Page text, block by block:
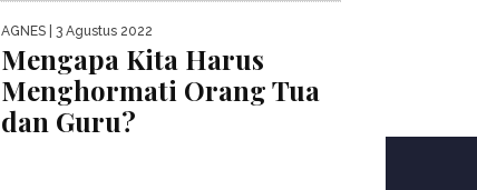
AGNES | 3 Agustus 2022
Mengapa Kita Harus
Menghormati Orang Tua
dan Guru?